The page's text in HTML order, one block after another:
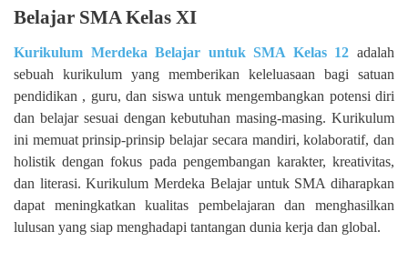
Belajar SMA Kelas XI
Kurikulum Merdeka Belajar untuk SMA Kelas 12 adalah
sebuah kurikulum yang memberikan keleluasaan bagi satuan
pendidikan , guru, dan siswa untuk mengembangkan potensi diri
dan belajar sesuai dengan kebutuhan masing-masing. Kurikulum
ini memuat prinsip-prinsip belajar secara mandiri, kolaboratif, dan
holistik dengan fokus pada pengembangan karakter, kreativitas,
dan literasi. Kurikulum Merdeka Belajar untuk SMA diharapkan
dapat meningkatkan kualitas pembelajaran dan menghasilkan
lulusan yang siap menghadapi tantangan dunia kerja dan global.